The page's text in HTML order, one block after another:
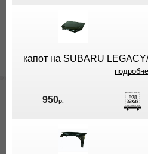
капот на SUBARU
950р.